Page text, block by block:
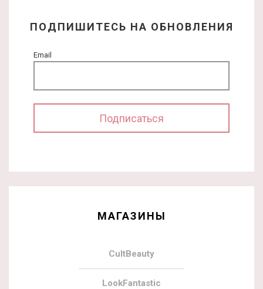
ПОДПИШИТЕСЬ НА ОБНОВЛЕНИЯ
Email
МАГАЗИНЫ
CultBeauty
LookFantastic